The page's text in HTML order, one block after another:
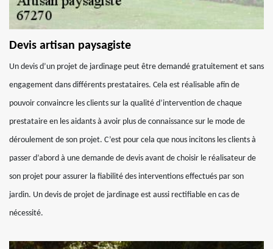
Devis artisan paysagiste
Un devis d’un projet de jardinage peut être demandé gratuitement et sans
engagement dans différents prestataires. Cela est réalisable afin de
pouvoir convaincre les clients sur la qualité d’intervention de chaque
prestataire en les aidants à avoir plus de connaissance sur le mode de
déroulement de son projet. C’est pour cela que nous incitons les clients à
passer d’abord à une demande de devis avant de choisir le réalisateur de
son projet pour assurer la fiabilité des interventions effectués par son
jardin. Un devis de projet de jardinage est aussi rectifiable en cas de
nécessité.